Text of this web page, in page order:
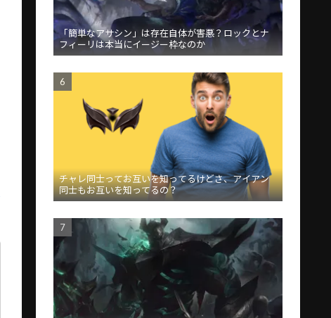
「簡単なアサシン」は存在自体が害悪？ロックとナ
フィーリは本当にイージー枠なのか
チャレ同士ってお互いを知ってるけどさ、アイアン
同士もお互いを知ってるの？